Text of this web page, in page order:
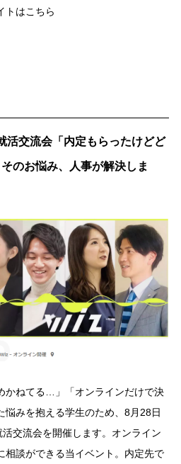
トはこちら
活交流会「内定もらったけどど
のお悩み、人事が解決しま
かねてる…」「オンラインだけで決
悩みを抱える学生のため、8月28日
活交流会を開催します。オンライン
相談ができる当イベント。内定先で